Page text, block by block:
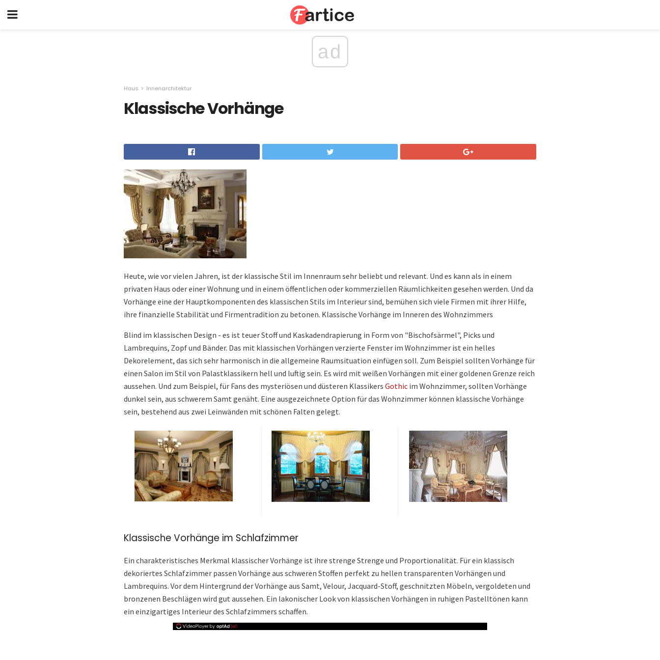
ad
Haus Innenarchitektur
Klassische Vorhänge
Heute, wie vor vielen Jahren, ist der klassische Stil im Innenraum sehr beliebt und relevant. Und es kann als in einem
privaten Haus oder einer Wohnung und in einem öffentlichen oder kommerziellen Räumlichkeiten gesehen werden. Und da
Vorhänge eine der Hauptkomponenten des klassischen Stils im Interieur sind, bemühen sich viele Firmen mit ihrer Hilfe,
ihre finanzielle Stabilität und Firmentradition zu betonen. Klassische Vorhänge im Inneren des Wohnzimmers
Blind im klassischen Design - es ist teuer Stoff und Kaskadendrapierung in Form von "Bischofsärmel", Picks und
Lambrequins, Zopf und Bänder. Das mit klassischen Vorhängen verzierte Fenster im Wohnzimmer ist ein helles
Dekorelement, das sich sehr harmonisch in die allgemeine Raumsituation einfügen soll. Zum Beispiel sollten Vorhänge für
einen Salon im Stil von Palastklassikern hell und luftig sein. Es wird mit weißen Vorhängen mit einer goldenen Grenze reich
aussehen. Und zum Beispiel, für Fans des mysteriösen und düsteren Klassikers Gothic im Wohnzimmer, sollten Vorhänge
dunkel sein, aus schwerem Samt genäht. Eine ausgezeichnete Option für das Wohnzimmer können klassische Vorhänge
sein, bestehend aus zwei Leinwänden mit schönen Falten gelegt.
Klassische Vorhänge im Schlafzimmer
Ein charakteristisches Merkmal klassischer Vorhänge ist ihre strenge Strenge und Proportionalität. Für ein klassisch
dekoriertes Schlafzimmer passen Vorhänge aus schweren Stoffen perfekt zu hellen transparenten Vorhängen und
Lambrequins. Vor dem Hintergrund der Vorhänge aus Samt, Velour, Jacquard-Stoff, geschnitzten Möbeln, vergoldeten und
bronzenen Beschlägen wird gut aussehen. Ein lakonischer Look von klassischen Vorhängen in ruhigen Pastelltönen kann
ein einzigartiges Interieur des Schlafzimmers schaffen.